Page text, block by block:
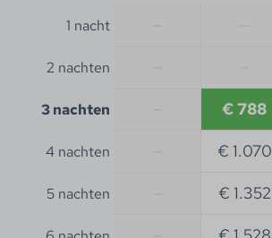
1 nacht
2 nachten
3 nachten € 788
4 nachten € 1.070
5 nachten € 1.352